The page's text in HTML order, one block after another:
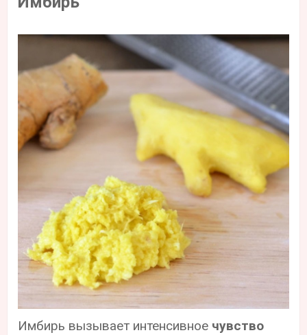
Имбирь вызывает интенсивное чувство